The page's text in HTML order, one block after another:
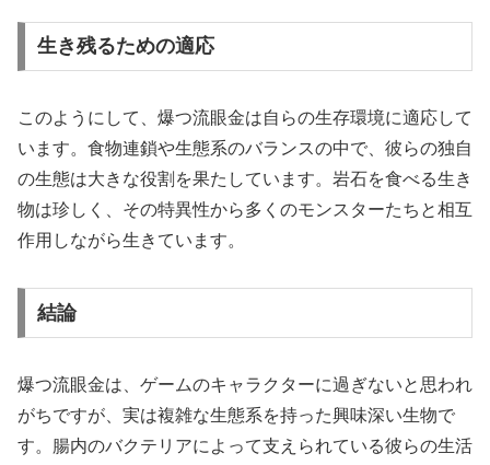
生き残るための適応
このようにして、爆つ流眼金は自らの生存環境に適応して
います。食物連鎖や生態系のバランスの中で、彼らの独自
の生態は大きな役割を果たしています。岩石を食べる生き
物は珍しく、その特異性から多くのモンスターたちと相互
作用しながら生きています。
結論
爆つ流眼金は、ゲームのキャラクターに過ぎないと思われ
がちですが、実は複雑な生態系を持った興味深い生物で
す。腸内のバクテリアによって支えられている彼らの生活